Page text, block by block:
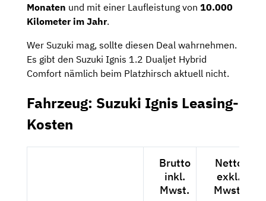
Monaten und mit einer Laufleistung von 10.000
Kilometer im Jahr.
Wer Suzuki mag, sollte diesen Deal wahrnehmen.
Es gibt den Suzuki Ignis 1.2 Dualjet Hybrid
Comfort nämlich beim Platzhirsch aktuell nicht.
Fahrzeug: Suzuki Ignis Leasing-
Kosten
Brutto
inkl.
Mwst.
Netto
exkl.
Mwst.